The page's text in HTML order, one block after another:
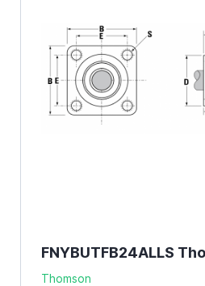
FNYBUTFB24ALLS
Thomson